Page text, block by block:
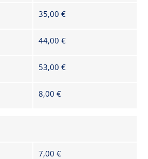
35,00 €
44,00 €
53,00 €
8,00 €
7,00 €